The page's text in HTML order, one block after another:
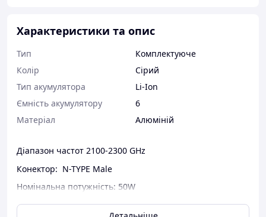
Характеристики та опис
Тип
Комплектуюче
Колір
Сірий
Тип акумулятора
Li-Ion
Ємність акумулятору
6
Матеріал
Алюміній
Діапазон частот 2100-2300 GHz
Конектор: N-TYPE Male
Номінальна потужність: 50W
Діаметр Ø 32 мм